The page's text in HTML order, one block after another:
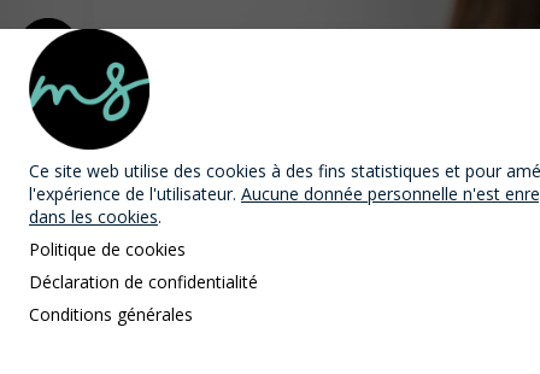
MAST Avocats
Nouvelles
Ce site web utilise des cookies à des fins statistiques et pour
l'expérience de l'utilisateur. Aucune donnée personnelle n'est
dans les cookies.
Politique de cookies
Déclaration de confidentialité
Conditions générales